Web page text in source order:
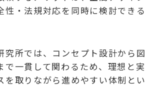
性・法規対応を同時に検討できる
究所では、コンセプト設計から図
で一貫して関わるため、理想と実
を取りながら進めやすい体制とい